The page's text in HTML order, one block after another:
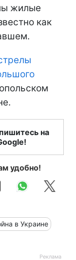
жилые
как
на
удобно!
в Украине